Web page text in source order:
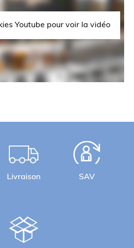
Youtube pour voir la vidéo
Livraison SAV